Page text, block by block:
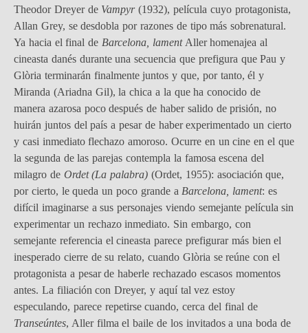
Theodor Dreyer de Vampyr(1932), película cuyo protagonista,
Allan Grey, se desdobla por razones de tipo más sobrenatural.
Ya hacia el final de Barcelona, lamentAller homenajea al
cineasta danés durante una secuencia que prefigura que Pau y
Glòria terminarán finalmente juntos y que, por tanto, él y
Miranda (Ariadna Gil), la chica a la que ha conocido de
manera azarosa poco después de haber salido de prisión, no
huirán juntos del país a pesar de haber experimentado un cierto
y casi inmediato flechazo amoroso. Ocurre en un cine en el que
la segunda de las parejas contempla la famosa escena del
milagro de Ordet (La palabra) (Ordet, 1955): asociación que,
por cierto, le queda un poco grande a Barcelona, lament: es
difícil imaginarse a sus personajes viendo semejante película sin
experimentar un rechazo inmediato. Sin embargo, con
semejante referencia el cineasta parece prefigurar más bien el
inesperado cierre de su relato, cuando Glòria se reúne con el
protagonista a pesar de haberle rechazado escasos momentos
antes. La filiación con Dreyer, y aquí tal vez estoy
especulando, parece repetirse cuando, cerca del final de
Transeúntes, Aller filma el baile de los invitados a una boda de